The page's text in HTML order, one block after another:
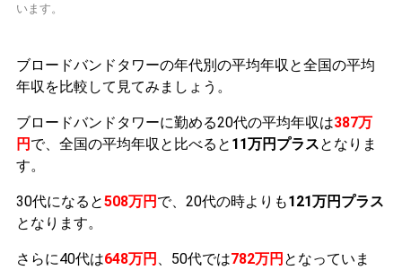
います。
ブロードバンドタワーの年代別の平均年収と全国の平均
年収を比較して見てみましょう。
ブロードバンドタワーに勤める20代の平均年収は387万
円 で、全国の平均年収と比べると 11万円プラスとなりま
す。
30代になると508万円 で、20代の時よりも121万円プラス
となります。
さらに40代は648万円 、50代では782万円 となっていま